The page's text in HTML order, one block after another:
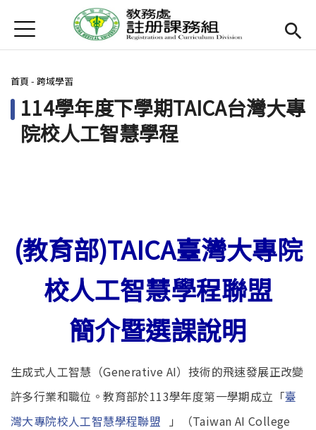
首頁
最新消息
聯絡我們
Open
業務簡介
表單下載
相關辦法
Jump to Navigation
Jump to Main content
您在這裡
首頁 - 跨域學習
114學年度下學期TAICA台灣大專
院校人工智慧學程
(教育部)TAICA臺灣大專院
校人工智慧學程聯盟
簡介暨選課說明
生成式人工智慧（Generative AI）技術的飛速發展正改變
許多行業和職位。教育部於113學年度第一學期成立「臺
灣大專院校人工智慧學程聯盟 (link is
」（Taiwan AI College